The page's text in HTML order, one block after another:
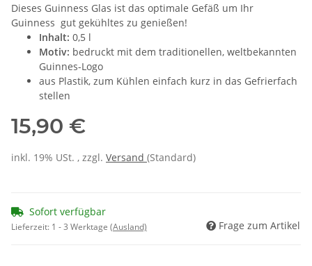
Dieses Guinness Glas ist das optimale Gefäß um Ihr
Guinness gut gekühltes zu genießen!
Inhalt: 0,5 l
Motiv: bedruckt mit dem traditionellen, weltbekannten
Guinnes-Logo
aus Plastik, zum Kühlen einfach kurz in das Gefrierfach
stellen
15,90 €
inkl. 19% USt. , zzgl. Versand (Standard)
Sofort verfügbar
Lieferzeit: 1 - 3 Werktage (Ausland) Frage zum Artikel